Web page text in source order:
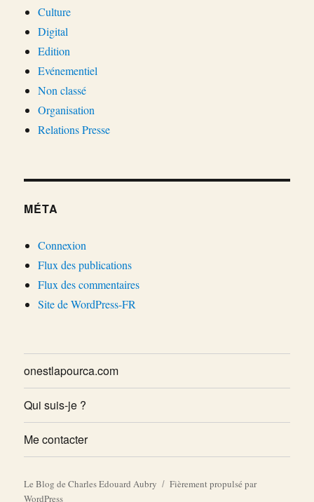
Culture
Digital
Edition
Evénementiel
Non classé
Organisation
Relations Presse
MÉTA
Connexion
Flux des publications
Flux des commentaires
Site de WordPress-FR
onestlapourca.com
Qui suis-je ?
Me contacter
Le Blog de Charles Edouard Aubry
Fièrement propulsé par
WordPress